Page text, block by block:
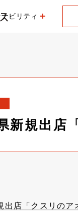
ビリティ
新規出店
出店「クスリのア